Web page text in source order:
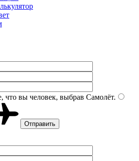
что вы человек, выбрав Самолёт.